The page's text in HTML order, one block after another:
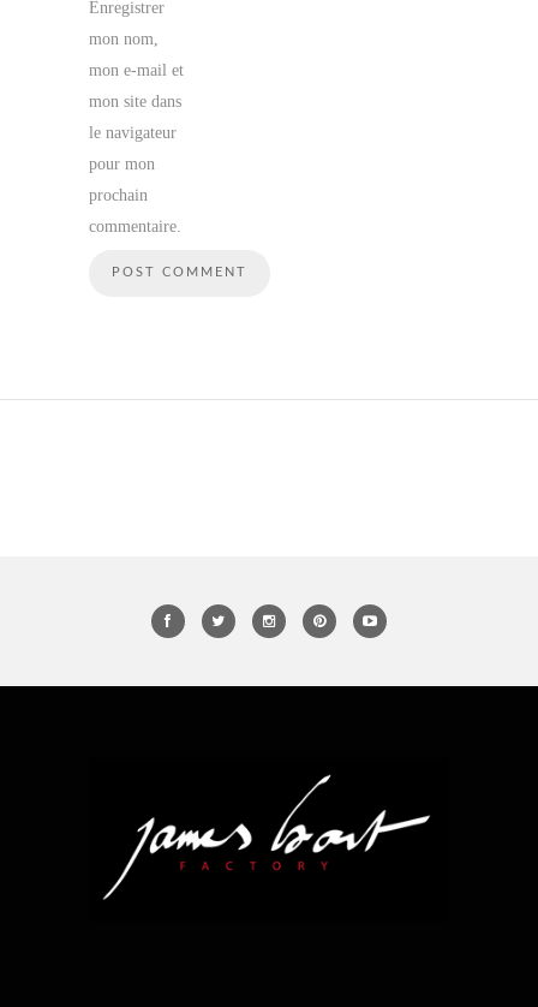
Enregistrer
mon nom,
mon e-mail et
mon site dans
le navigateur
pour mon
prochain
commentaire.